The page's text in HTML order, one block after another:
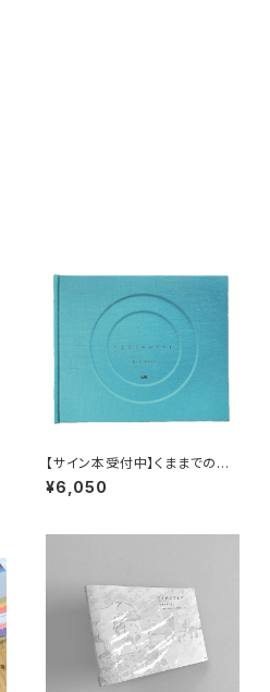
【サイン本受付中】くままでのお
さらい〈特装新版〉
¥6,050